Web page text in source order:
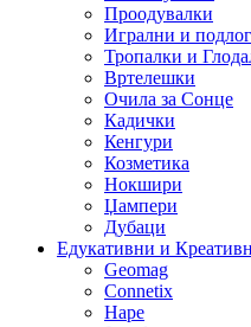
Проодувалки
Игрални и
Тропалки и
Вртелешки
Очила за Сонце
Кадички
Кенгури
Козметика
Нокшири
Џампери
Дубаци
Едукативни и
Geomag
Connetix
Hape